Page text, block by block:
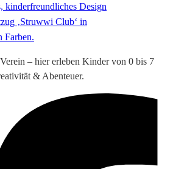
– hier erleben Kinder von 0 bis 7
& Abenteuer.